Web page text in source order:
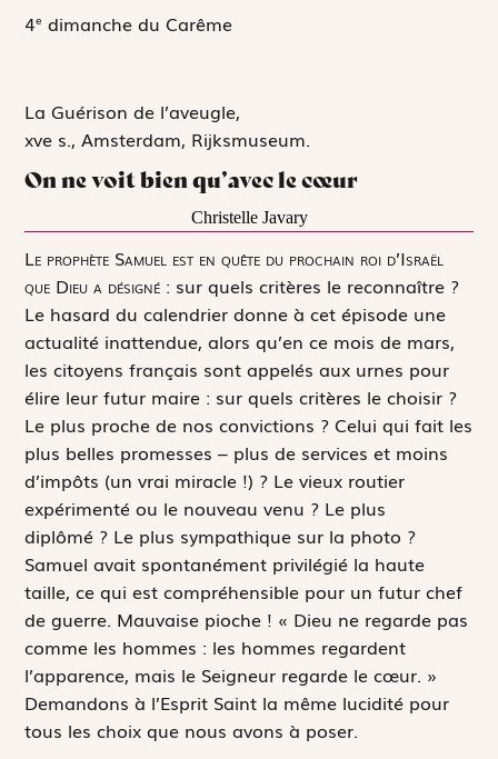
4e dimanche du Carême
La Guérison de l’aveugle,
xve s., Amsterdam, Rijksmuseum.
On ne voit bien qu’avec le cœur
Christelle Javary
Le prophète Samuel est en quête du prochain roi d’Israël
que Dieu a désigné : sur quels critères le reconnaître ?
Le hasard du calendrier donne à cet épisode une
actualité inattendue, alors qu’en ce mois de mars,
les citoyens français sont appelés aux urnes pour
élire leur futur maire : sur quels critères le choisir ?
Le plus proche de nos convictions ? Celui qui fait les
plus belles promesses – plus de services et moins
d’impôts (un vrai miracle !) ? Le vieux routier
expérimenté ou le nouveau venu ? Le plus
diplômé ? Le plus sympathique sur la photo ?
Samuel avait spontanément privilégié la haute
taille, ce qui est compréhensible pour un futur chef
de guerre. Mauvaise pioche ! « Dieu ne regarde pas
comme les hommes : les hommes regardent
l’apparence, mais le Seigneur regarde le cœur. »
Demandons à l’Esprit Saint la même lucidité pour
tous les choix que nous avons à poser.